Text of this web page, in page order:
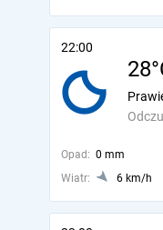
22:00
Opad: 0 mm
Wiatr:
6 km/h